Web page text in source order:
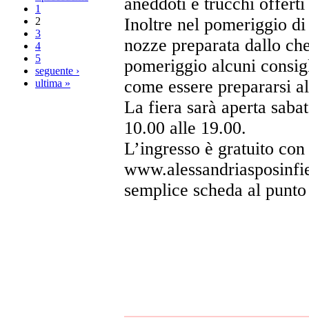
1
2
3
4
5
seguente ›
ultima »
Inoltre nel pomeriggio
nozze preparata dallo
pomeriggio alcuni
come essere prepararsi
La fiera sarà aperta
10.00 alle 19.00.
L’ingresso è gratuito
semplice scheda al